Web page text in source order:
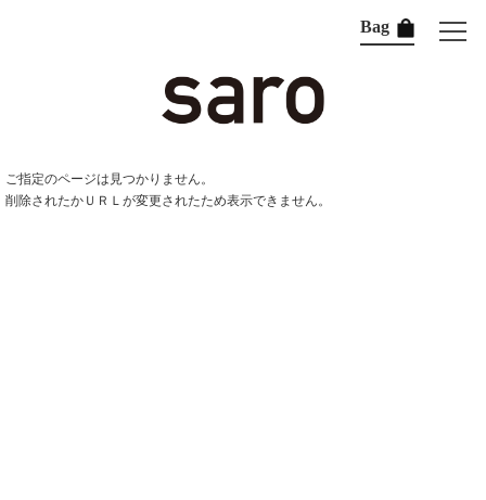
Bag
ご指定のページは見つかりません。
削除されたかＵＲＬが変更されたため表示できません。